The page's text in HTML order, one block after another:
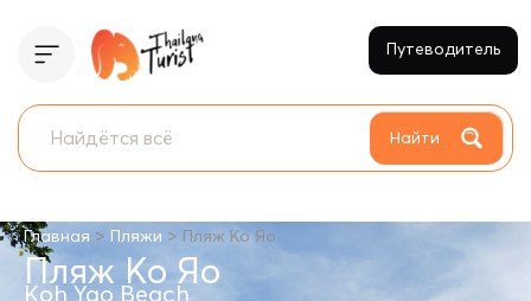
Найти
Путеводитель
Главная > Пляжи > Пляж Ко Яо
Пляж Ко Яо
Koh Yao Beach